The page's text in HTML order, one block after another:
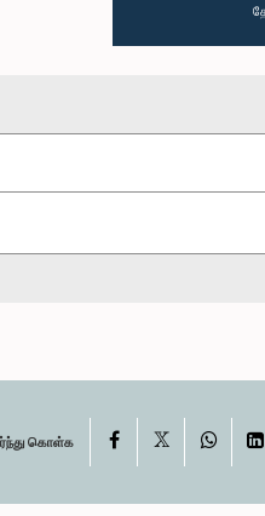
கொள்க Facebook